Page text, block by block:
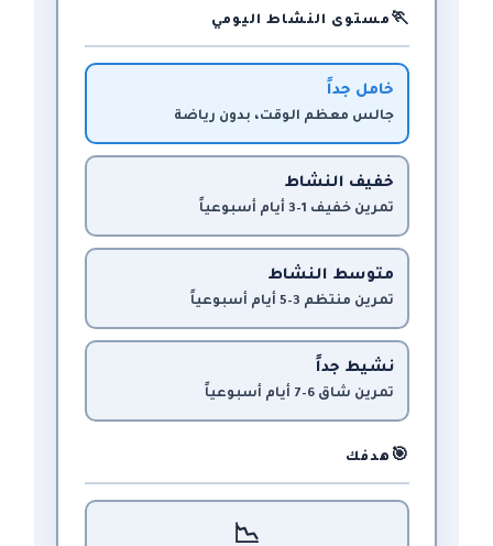
🏃 مستوى النشاط اليومي
خامل جداً
جالس معظم الوقت، بدون رياضة
خفيف النشاط
تمرين خفيف 1–3 أيام أسبوعياً
متوسط النشاط
تمرين منتظم 3–5 أيام أسبوعياً
نشيط جداً
تمرين شاق 6–7 أيام أسبوعياً
🎯 هدفك
📉